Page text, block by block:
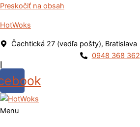
Preskočiť na obsah
HotWoks
Čachtická 27 (vedľa pošty), Bratislava
0948 368 362
Menu